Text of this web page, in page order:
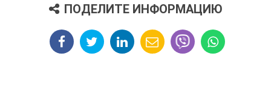
ПОДЕЛИТЕ ИНФОРМАЦИЮ